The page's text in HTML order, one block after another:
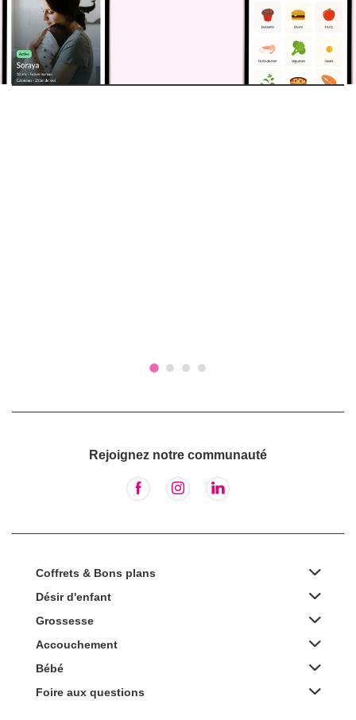
Rejoignez notre communauté
Coffrets & Bons plans
Désir d'enfant
Grossesse
Accouchement
Bébé
Foire aux questions